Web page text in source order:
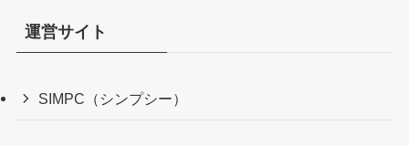
運営サイト
SIMPC（シンプシー）